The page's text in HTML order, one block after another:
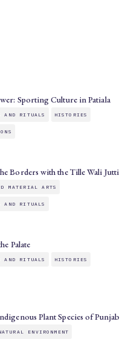
Sporting Culture in Patiala
AND RITUALS HISTORIES
Borders with the Tille Wali Jutti
MATERIAL ARTS
AND RITUALS
Palate
AND RITUALS HISTORIES
Plant Species of Punjab
ENVIRONMENT